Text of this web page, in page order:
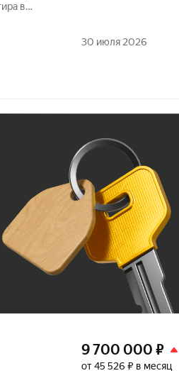
в
8-
30 июля 2026
9 700 000 ₽
от 45 526 ₽ в месяц